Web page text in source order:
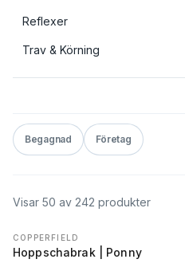
Reflexer
Trav & Körning
Begagnad Företag
Visar 50 av 242 produkter
COPPERFIELD
Hoppschabrak | Ponny